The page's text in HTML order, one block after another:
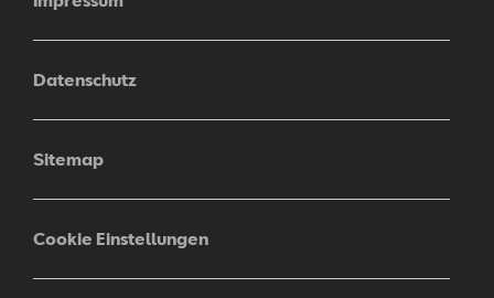
Datenschutz
Sitemap
Cookie Einstellungen